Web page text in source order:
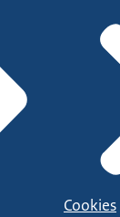
Cookies